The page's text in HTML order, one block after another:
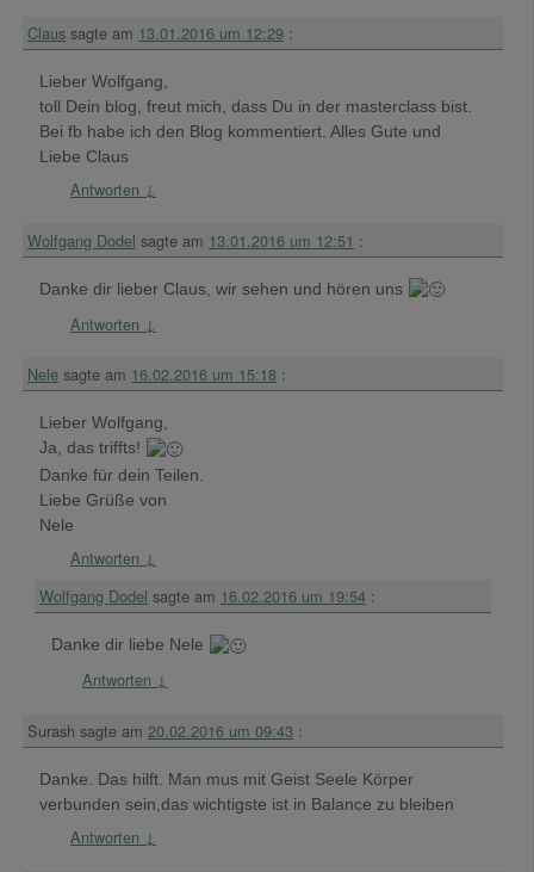
Claus sagte am 13.01.2016 um 12:29 :
Lieber Wolfgang,
toll Dein blog, freut mich, dass Du in der masterclass bist.
Bei fb habe ich den Blog kommentiert. Alles Gute und
Liebe Claus
Antworten ↓
Wolfgang Dodel sagte am 13.01.2016 um 12:51 :
Danke dir lieber Claus, wir sehen und hören uns
Antworten ↓
Nele sagte am 16.02.2016 um 15:18 :
Lieber Wolfgang,
Ja, das triffts!
Danke für dein Teilen.
Liebe Grüße von
Nele
Antworten ↓
Wolfgang Dodel sagte am 16.02.2016 um 19:54 :
Danke dir liebe Nele
Antworten ↓
Surash sagte am 20.02.2016 um 09:43 :
Danke. Das hilft. Man mus mit Geist Seele Körper
verbunden sein,das wichtigste ist in Balance zu bleiben
Antworten ↓